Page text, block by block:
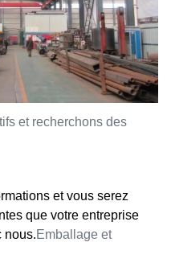
et recherchons des
et vous serez
que votre entreprise
nous.Emballage et